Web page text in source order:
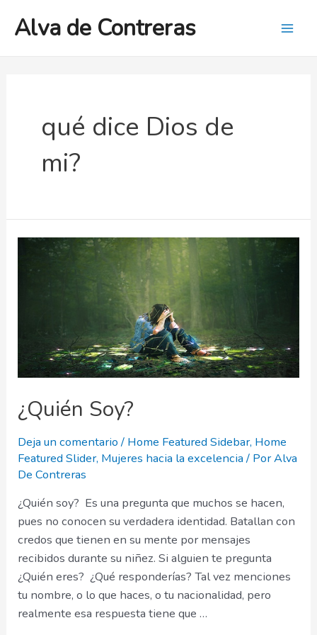
Alva de Contreras
qué dice Dios de
mi?
¿Quién Soy?
Deja un comentario / Home Featured Sidebar, Home
Featured Slider, Mujeres hacia la excelencia/ PorAlva
De Contreras
¿Quién soy? Es una pregunta que muchos se hacen,
pues no conocen su verdadera identidad. Batallan con
credos que tienen en su mente por mensajes
recibidos durante su niñez. Si alguien te pregunta
¿Quién eres? ¿Qué responderías? Tal vez menciones
tu nombre, o lo que haces, o tu nacionalidad, pero
realmente esa respuesta tiene que …